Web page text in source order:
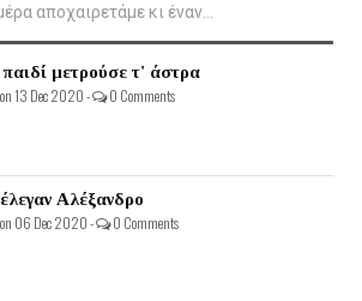
αποχαιρετάμε κι έναν...
μετρούσε τ' άστρα
on 13 Dec 2020 - 0 Comments
Αλέξανδρο
on 06 Dec 2020 - 0 Comments